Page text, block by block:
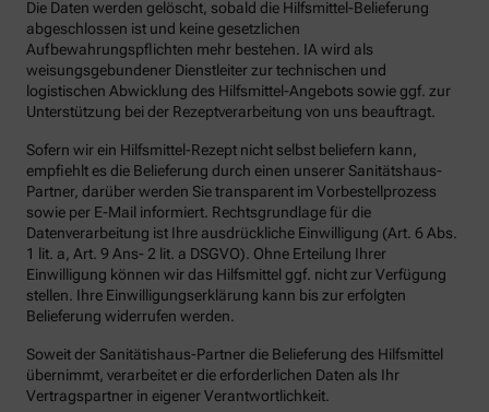
Die Daten werden gelöscht, sobald die Hilfsmittel-Belieferung
abgeschlossen ist und keine gesetzlichen
Aufbewahrungspflichten mehr bestehen. IA wird als
weisungsgebundener Dienstleiter zur technischen und
logistischen Abwicklung des Hilfsmittel-Angebots sowie ggf. zur
Unterstützung bei der Rezeptverarbeitung von uns beauftragt.
Sofern wir ein Hilfsmittel-Rezept nicht selbst beliefern kann,
empfiehlt es die Belieferung durch einen unserer Sanitätshaus-
Partner, darüber werden Sie transparent im Vorbestellprozess
sowie per E-Mail informiert. Rechtsgrundlage für die
Datenverarbeitung ist Ihre ausdrückliche Einwilligung (Art. 6 Abs.
1 lit. a, Art. 9 Ans- 2 lit. a DSGVO). Ohne Erteilung Ihrer
Einwilligung können wir das Hilfsmittel ggf. nicht zur Verfügung
stellen. Ihre Einwilligungserklärung kann bis zur erfolgten
Belieferung widerrufen werden.
Soweit der Sanitätishaus-Partner die Belieferung des Hilfsmittel
übernimmt, verarbeitet er die erforderlichen Daten als Ihr
Vertragspartner in eigener Verantwortlichkeit.